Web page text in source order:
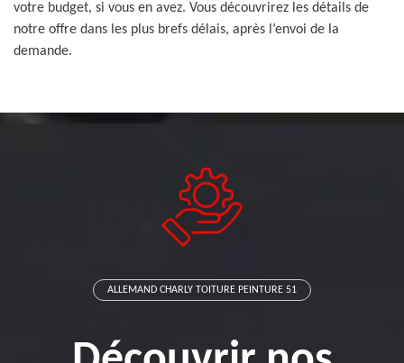
votre budget, si vous en avez. Vous découvrirez les détails de
notre offre dans les plus brefs délais, après l’envoi de la
demande.
ALLEMAND CHARLY TOITURE PEINTURE 51